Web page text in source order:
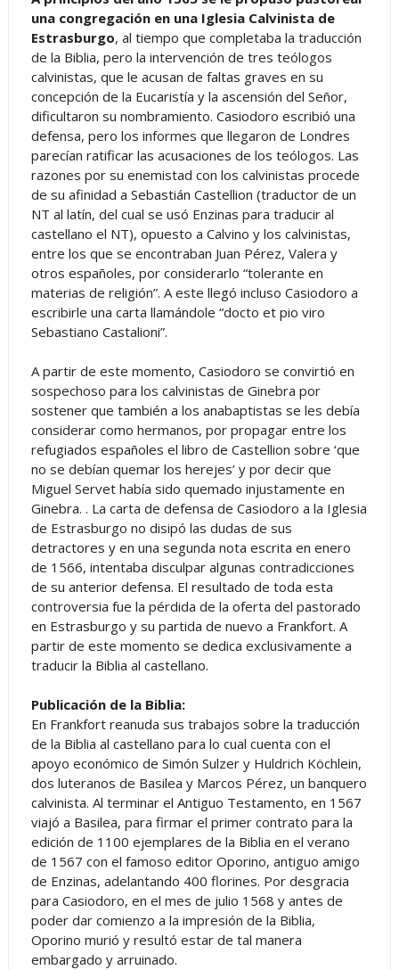
una congregación en una Iglesia Calvinista de
Estrasburgo, al tiempo que completaba la traducción
de la Biblia, pero la intervención de tres teólogos
calvinistas, que le acusan de faltas graves en su
concepción de la Eucaristía y la ascensión del Señor,
dificultaron su nombramiento. Casiodoro escribió una
defensa, pero los informes que llegaron de Londres
parecían ratificar las acusaciones de los teólogos. Las
razones por su enemistad con los calvinistas procede
de su afinidad a Sebastián Castellion (traductor de un
NT al latín, del cual se usó Enzinas para traducir al
castellano el NT), opuesto a Calvino y los calvinistas,
entre los que se encontraban Juan Pérez, Valera y
otros españoles, por considerarlo “tolerante en
materias de religión”. A este llegó incluso Casiodoro a
escribirle una carta llamándole “docto et pio viro
Sebastiano Castalioni”.
A partir de este momento, Casiodoro se convirtió en
sospechoso para los calvinistas de Ginebra por
sostener que también a los anabaptistas se les debía
considerar como hermanos, por propagar entre los
refugiados españoles el libro de Castellion sobre ‘que
no se debían quemar los herejes’ y por decir que
Miguel Servet había sido quemado injustamente en
Ginebra. . La carta de defensa de Casiodoro a la Iglesia
de Estrasburgo no disipó las dudas de sus
detractores y en una segunda nota escrita en enero
de 1566, intentaba disculpar algunas contradicciones
de su anterior defensa. El resultado de toda esta
controversia fue la pérdida de la oferta del pastorado
en Estrasburgo y su partida de nuevo a Frankfort. A
partir de este momento se dedica exclusivamente a
traducir la Biblia al castellano.
Publicación de la Biblia:
En Frankfort reanuda sus trabajos sobre la traducción
de la Biblia al castellano para lo cual cuenta con el
apoyo económico de Simón Sulzer y Huldrich Köchlein,
dos luteranos de Basilea y Marcos Pérez, un banquero
calvinista. Al terminar el Antiguo Testamento, en 1567
viajó a Basilea, para firmar el primer contrato para la
edición de 1100 ejemplares de la Biblia en el verano
de 1567 con el famoso editor Oporino, antiguo amigo
de Enzinas, adelantando 400 florines. Por desgracia
para Casiodoro, en el mes de julio 1568 y antes de
poder dar comienzo a la impresión de la Biblia,
Oporino murió y resultó estar de tal manera
embargado y arruinado.